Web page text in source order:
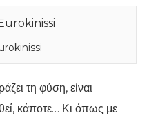
τη φύση, είναι
κάποτε… Κι όπως με